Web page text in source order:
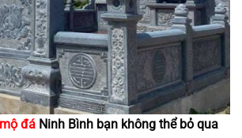
đá Ninh Bình bạn không thể bỏ qua